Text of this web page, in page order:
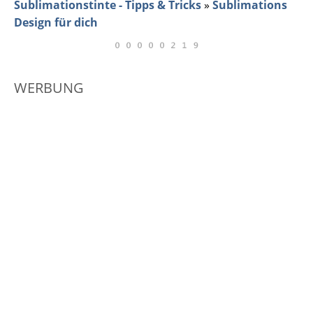
Sublimationstinte - Tipps & Tricks» Sublimations
Design für dich
WERBUNG